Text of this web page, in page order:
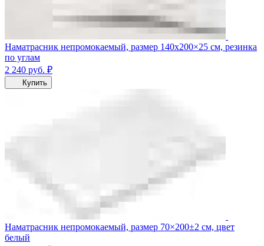
Наматрасник непромокаемый, размер 140x200×25 см, резинка
по углам
2 240 руб. ₽
Купить
Наматрасник непромокаемый, размер 70×200±2 см, цвет
белый